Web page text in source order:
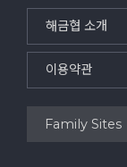
해금협 소개
이용약관
Family Sites